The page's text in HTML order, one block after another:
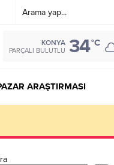
KONYA
PARÇALI BULUTLU 34°C
ARAŞTIRMASI